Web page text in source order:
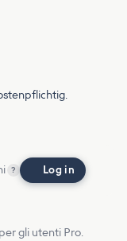
? Log in
gli utenti Pro.